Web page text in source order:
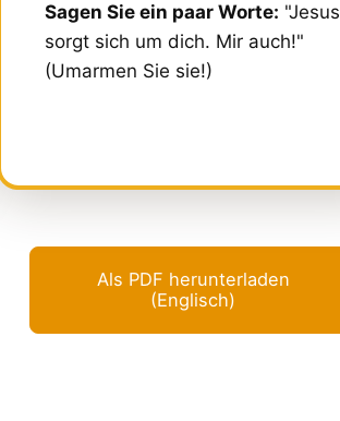
Sagen Sie ein paar Worte: "Jesus
sorgt sich um dich. Mir auch!"
(Umarmen Sie sie!)
Als PDF herunterladen
(Englisch)